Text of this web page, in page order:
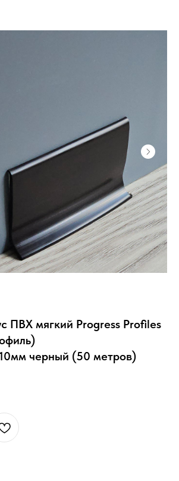
ПВХ мягкий Progress Profiles
черный (50 метров)